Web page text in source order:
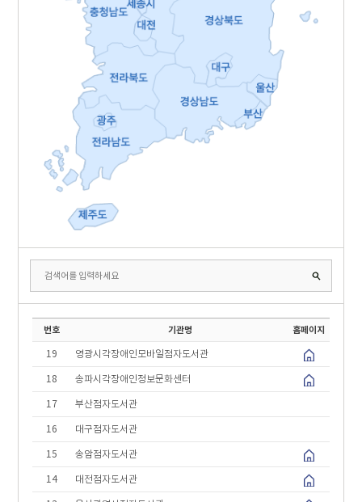
번호 기관명 홈페이지
19 영광시각장애인모바일점자도서관
18 송파시각장애인정보문화센터
17 부산점자도서관
16 대구점자도서관
15 송암점자도서관
14 대전점자도서관